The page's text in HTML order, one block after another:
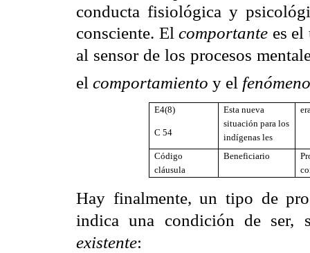
conducta fisiológica y
consciente. Elcomportante es
al sensor de los procesos
el comportamiento y el fenómeno
E4(8)
C 54
Esta nueva
situación para los
indígenas les
Código
cláusula
Beneficiario
Hay finalmente, un tipo de
indica una condición de ser,
existente: